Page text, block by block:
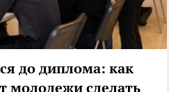
до диплома: как
молодежи сделать